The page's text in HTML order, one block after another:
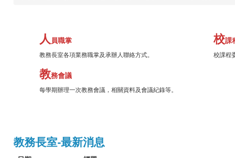
人 員職掌
教務長室各項業務職掌及承辦人聯絡方式。
校課
校課程
教務會議
每學期辦理一次教務會議，相關資料及會議紀錄等。
教務長室-最新消息